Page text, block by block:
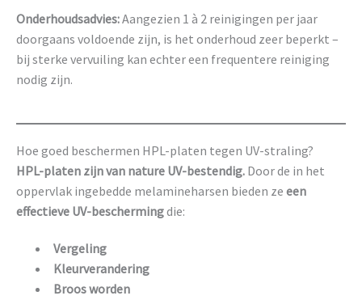
Onderhoudsadvies:Aangezien 1 à 2 reinigingen per jaar
doorgaans voldoende zijn, is het onderhoud zeer beperkt –
bij sterke vervuiling kan echter een frequentere reiniging
nodig zijn.
Hoe goed beschermen HPL-platen tegen UV-straling?
HPL-platen zijn van nature UV-bestendig. Door de in het
oppervlak ingebedde melamineharsen bieden ze een
effectieve UV-beschermingdie:
Vergeling
Kleurverandering
Broos worden